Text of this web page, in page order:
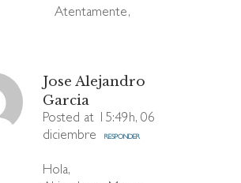
Atentamente,
Jose Alejandro
Garcia
Posted at 15:49h, 06
diciembre
RESPONDER
Hola,